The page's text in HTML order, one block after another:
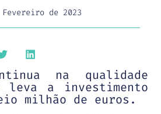
de 2023
na qualidade
leva a investimento
milhão de euros.